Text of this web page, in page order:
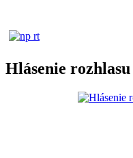
Hlásenie rozhlasu